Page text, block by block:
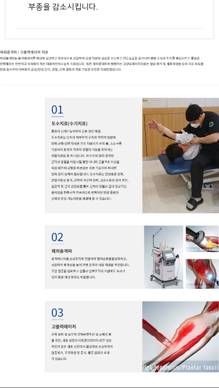
부종을 감소시킵니다.